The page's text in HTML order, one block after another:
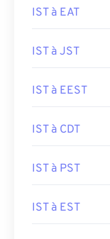
IST à EAT
IST à JST
IST à EEST
IST à CDT
IST à PST
IST à EST